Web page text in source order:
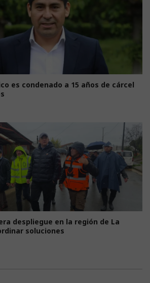
es condenado a 15 años de cárcel
despliegue en la región de La
soluciones